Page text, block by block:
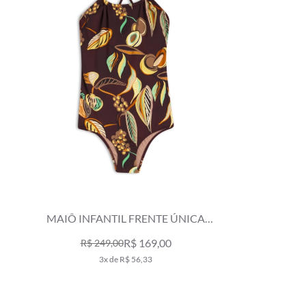
MAIÔ INFANTIL FRENTE ÚNICA
R$ 249,00R$ 169,00
3x de R$ 56,33